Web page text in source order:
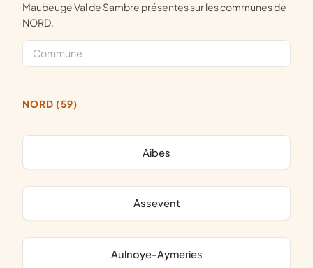
Maubeuge Val de Sambre présentes sur les communes de
NORD.
NORD (59)
Aibes
Assevent
Aulnoye-Aymeries